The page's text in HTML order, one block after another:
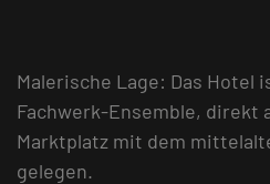
Malerische Lage: Das Hotel
Fachwerk-Ensemble, direkt
Marktplatz mit dem
gelegen.